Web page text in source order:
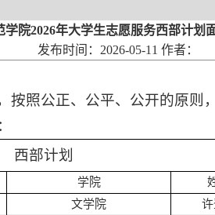
学院2026年大学生志愿服务西部计划
发布时间：2026-05-11 作者：
按照公正、公平、公开的原则
西部计划
学院
文学院